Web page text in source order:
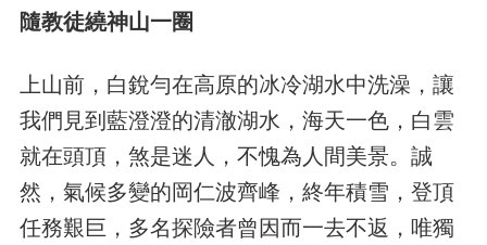
隨教徒繞神山一圈
上山前，白銳勻在高原的冰冷湖水中洗澡，讓
我們見到藍澄澄的清澈湖水，海天一色，白雲
就在頭頂，煞是迷人，不愧為人間美景。誠
然，氣候多變的岡仁波齊峰，終年積雪，登頂
任務艱巨，多名探險者曾因而一去不返，唯獨